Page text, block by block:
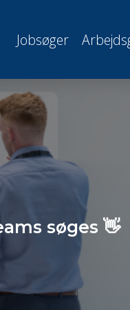
Jobsøger
søges 👋